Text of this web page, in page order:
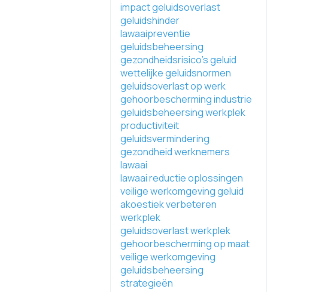
impact geluidsoverlast
geluidshinder
lawaaipreventie
geluidsbeheersing
gezondheidsrisico's geluid
wettelijke geluidsnormen
geluidsoverlast op werk
gehoorbescherming industrie
geluidsbeheersing werkplek
productiviteit
geluidsvermindering
gezondheid werknemers
lawaai
lawaai reductie oplossingen
veilige werkomgeving geluid
akoestiek verbeteren
werkplek
geluidsoverlast werkplek
gehoorbescherming op maat
veilige werkomgeving
geluidsbeheersing
strategieën